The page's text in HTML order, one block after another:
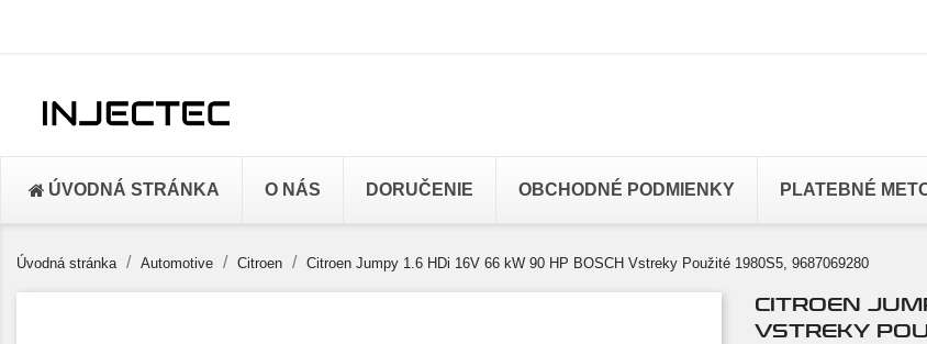
ÚVODNÁ STRÁNKA O NÁS DORUČENIE OBCHODNÉ PODMIENKY PLATEBNÉ
Úvodná stránka Automotive Citroen Citroen Jumpy 1.6 HDi 16V 66 kW 90 HP BOSCH Vstreky Použité 1980S5, 9687069280
CITROEN
VSTREKY